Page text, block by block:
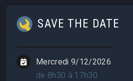
SAVE THE DATE
Mercredi 9/12/2026
de 8h30 à 17h30